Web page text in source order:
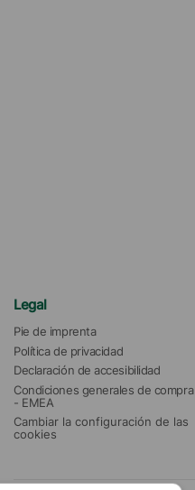
Legal
Pie de imprenta
Política de privacidad
Declaración de accesibilidad
Condiciones generales de compra
- EMEA
Cambiar la configuración de las
cookies